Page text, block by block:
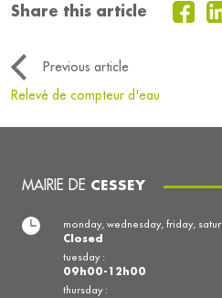
Share this article
Previous article
Relevé de compteur d'eau
MAIRIE DE CESSEY
monday, wednesday, friday,
Closed
tuesday :
09h00-12h00
thursday :